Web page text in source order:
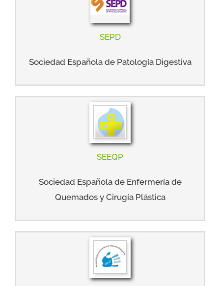
SEPD
Sociedad Española de Patología Digestiva
SEEQP
Sociedad Española de Enfermería de
Quemados y Cirugía Plástica